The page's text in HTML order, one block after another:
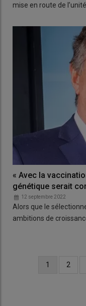
mise en route de
« Avec la
génétique serait
12 septembre 2022
Alors que le
ambitions de
Page
1 Page
2